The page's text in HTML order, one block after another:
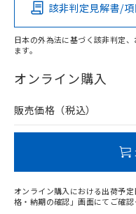
O
在庫等で未対応品が混
問い合わせください。
該非判定見解書/
日本の外為法に基づく該非判定
ます。
オンライン購入
販売価格（税込）
オンライン購入における出荷予
格・納期の確認」画面にてご確認